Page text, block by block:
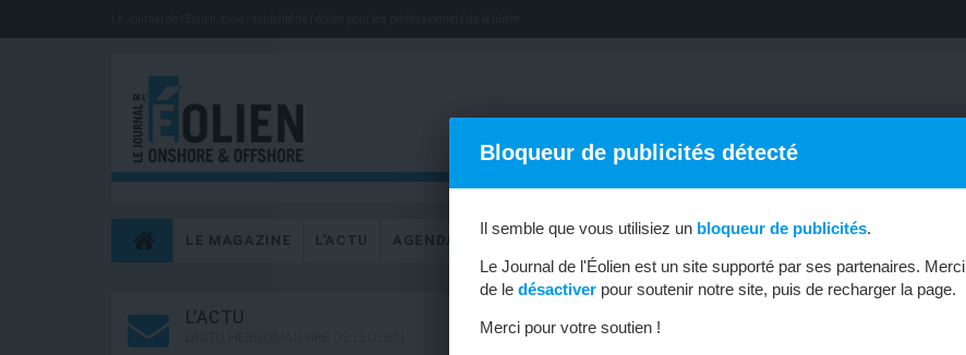
LE MAGAZINE L’ACTU AGENDA OFFRES D’EMPLOI MÉTIERS & FORMATIONS
L’ACTU
Bloqueur de publicités détecté
Il semble que vous utilisiez un bloqueur de publicités.
Le Journal de l'Éolien est un site supporté par ses partenaires. Merci
de le désactiver pour soutenir notre site, puis de recharger la page.
Merci pour votre soutien !